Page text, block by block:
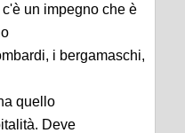
un impegno che è
i bergamaschi,
quello
Deve